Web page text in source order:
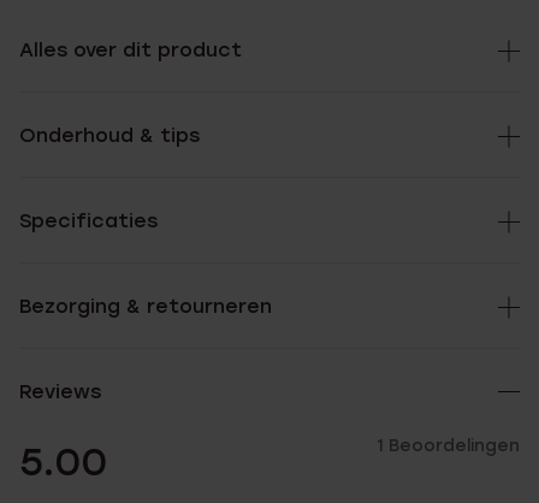
Alles over dit product
Onderhoud & tips
Specificaties
Bezorging & retourneren
Reviews
5.00 1 Beoordelingen